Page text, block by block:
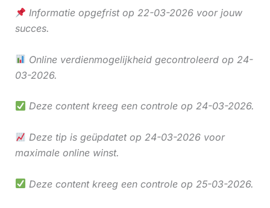
Informatie opgefrist op 22-03-2026 voor jouw
succes.
Online verdienmogelijkheid gecontroleerd op 24-
03-2026.
Deze content kreeg een controle op 24-03-2026.
Deze tip is geüpdatet op 24-03-2026 voor
maximale online winst.
Deze content kreeg een controle op 25-03-2026.